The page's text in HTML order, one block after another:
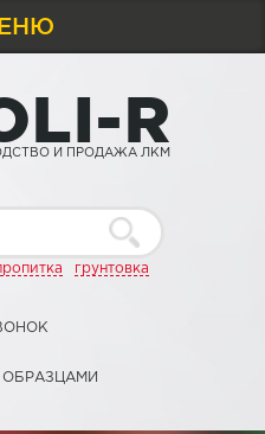
LI-R
И ПРОДАЖА ЛКМ
грунтовка